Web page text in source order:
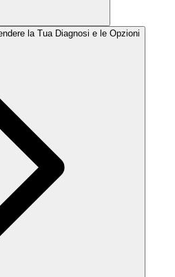
la Tua Diagnosi e le Opzioni